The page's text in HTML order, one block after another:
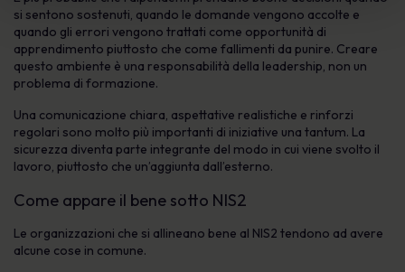
si sentono sostenuti, quando le domande vengono accolte e
quando gli errori vengono trattati come opportunità di
apprendimento piuttosto che come fallimenti da punire. Creare
questo ambiente è una responsabilità della leadership, non un
problema di formazione.
Una comunicazione chiara, aspettative realistiche e rinforzi
regolari sono molto più importanti di iniziative una tantum. La
sicurezza diventa parte integrante del modo in cui viene svolto il
lavoro, piuttosto che un’aggiunta dall’esterno.
Come appare il bene sotto NIS2
Le organizzazioni che si allineano bene al NIS2 tendono ad avere
alcune cose in comune.